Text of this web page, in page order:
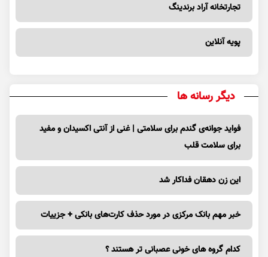
تجارتخانه آراد برندینگ
پویه آنلاین
دیگر رسانه ها
فواید جوانه‌ی گندم برای سلامتی | غنی از آنتی اکسیدان و مفید
برای سلامت قلب
این زن دهقان فداکار شد
خبر مهم بانک مرکزی در مورد حذف کارت‌های بانکی + جزییات
کدام گروه های خونی عصبانی تر هستند ؟